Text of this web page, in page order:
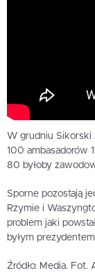
W grudniu Sikorski
100 ambasadorów
80 byłoby
Sporne pozostają
Rzymie i
problem jaki
byłym
Źródło: Media. Fot.